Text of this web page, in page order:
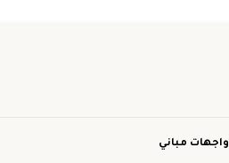
واجهات مباني